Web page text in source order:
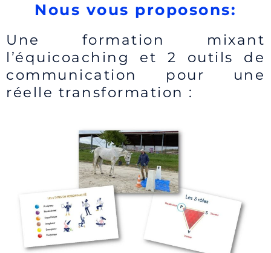
Nous vous proposons:
Une formation mixant
l’équicoaching et 2 outils de
communication pour une
réelle transformation :